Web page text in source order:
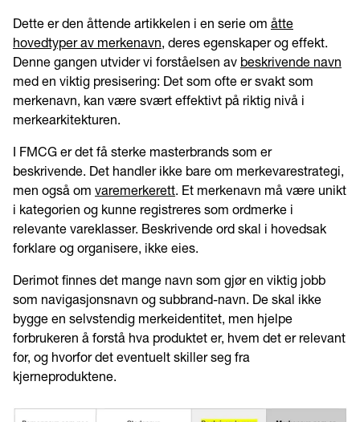
Dette er den åttende artikkelen i en serie om åtte
hovedtyper av merkenavn, deres egenskaper og effekt.
Denne gangen utvider vi forståelsen av beskrivende navn
med en viktig presisering: Det som ofte er svakt som
merkenavn, kan være svært effektivt på riktig nivå i
merkearkitekturen.
I FMCG er det få sterke masterbrands som er
beskrivende. Det handler ikke bare om merkevarestrategi,
men også om varemerkerett. Et merkenavn må være unikt
i kategorien og kunne registreres som ordmerke i
relevante vareklasser. Beskrivende ord skal i hovedsak
forklare og organisere, ikke eies.
Derimot finnes det mange navn som gjør en viktig jobb
som navigasjonsnavn og subbrand-navn. De skal ikke
bygge en selvstendig merkeidentitet, men hjelpe
forbrukeren å forstå hva produktet er, hvem det er relevant
for, og hvorfor det eventuelt skiller seg fra
kjerneproduktene.